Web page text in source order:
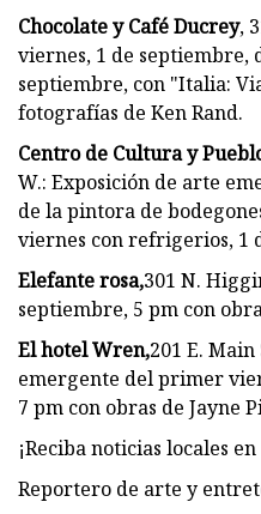
Chocolate y Café Ducrey,
viernes, 1 de septiembre,
septiembre, con "Italia:
fotografías de Ken Rand.
Centro de Cultura y
W.: Exposición de arte
de la pintora de
viernes con refrigerios, 1
Elefante rosa,301 N.
septiembre, 5 pm con
El hotel Wren,201 E.
emergente del primer
7 pm con obras de Jayne
¡Reciba noticias locales
Reportero de arte y